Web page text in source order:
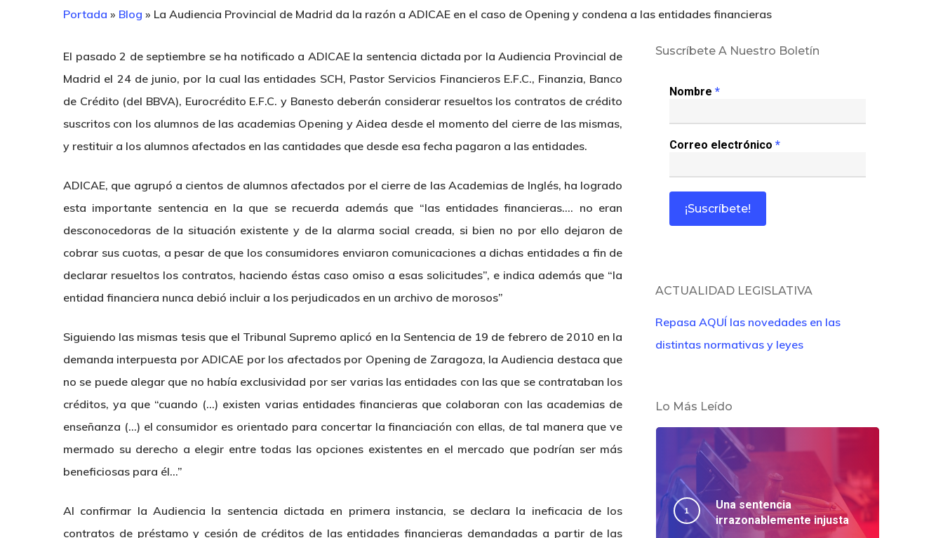
Portada » Blog » La Audiencia Provincial de Madrid da la razón a ADICAE en el caso de Opening y condena a las entidades financieras
El pasado 2 de septiembre se ha notificado a ADICAE la sentencia dictada por la Audiencia Provincial de
Madrid el 24 de junio, por la cual las entidades SCH, Pastor Servicios Financieros E.F.C., Finanzia, Banco
de Crédito (del BBVA), Eurocrédito E.F.C. y Banesto deberán considerar resueltos los contratos de crédito
suscritos con los alumnos de las academias Opening y Aidea desde el momento del cierre de las mismas,
y restituir a los alumnos afectados en las cantidades que desde esa fecha pagaron a las entidades.
ADICAE, que agrupó a cientos de alumnos afectados por el cierre de las Academias de Inglés, ha logrado
esta importante sentencia en la que se recuerda además que “las entidades financieras…. no eran
desconocedoras de la situación existente y de la alarma social creada, si bien no por ello dejaron de
cobrar sus cuotas, a pesar de que los consumidores enviaron comunicaciones a dichas entidades a fin de
declarar resueltos los contratos, haciendo éstas caso omiso a esas solicitudes”, e indica además que “la
entidad financiera nunca debió incluir a los perjudicados en un archivo de morosos”
Siguiendo las mismas tesis que el Tribunal Supremo aplicó en la Sentencia de 19 de febrero de 2010 en la
demanda interpuesta por ADICAE por los afectados por Opening de Zaragoza, la Audiencia destaca que
no se puede alegar que no había exclusividad por ser varias las entidades con las que se contrataban los
créditos, ya que “cuando (…) existen varias entidades financieras que colaboran con las academias de
enseñanza (…) el consumidor es orientado para concertar la financiación con ellas, de tal manera que ve
mermado su derecho a elegir entre todas las opciones existentes en el mercado que podrían ser más
beneficiosas para él…”
Al confirmar la Audiencia la sentencia dictada en primera instancia, se declara la ineficacia de los
contratos de préstamo y cesión de créditos de las entidades financieras demandadas a partir de las
Suscríbete A Nuestro Boletín
Nombre *
Correo electrónico *
ACTUALIDAD LEGISLATIVA
Repasa AQUÍ las novedades en las
distintas normativas y leyes
Lo Más Leído
Una sentencia
irrazonablemente injusta